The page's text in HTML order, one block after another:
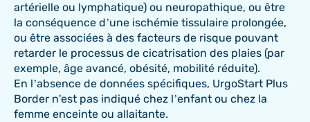
artérielle ou lymphatique) ou neuropathique, ou être
la conséquence d’une ischémie tissulaire prolongée,
ou être associées à des facteurs de risque pouvant
retarder le processus de cicatrisation des plaies (par
exemple, âge avancé, obésité, mobilité réduite).
En l’absence de données spécifiques, UrgoStart Plus
Border n'est pas indiqué chez l’enfant ou chez la
femme enceinte ou allaitante.